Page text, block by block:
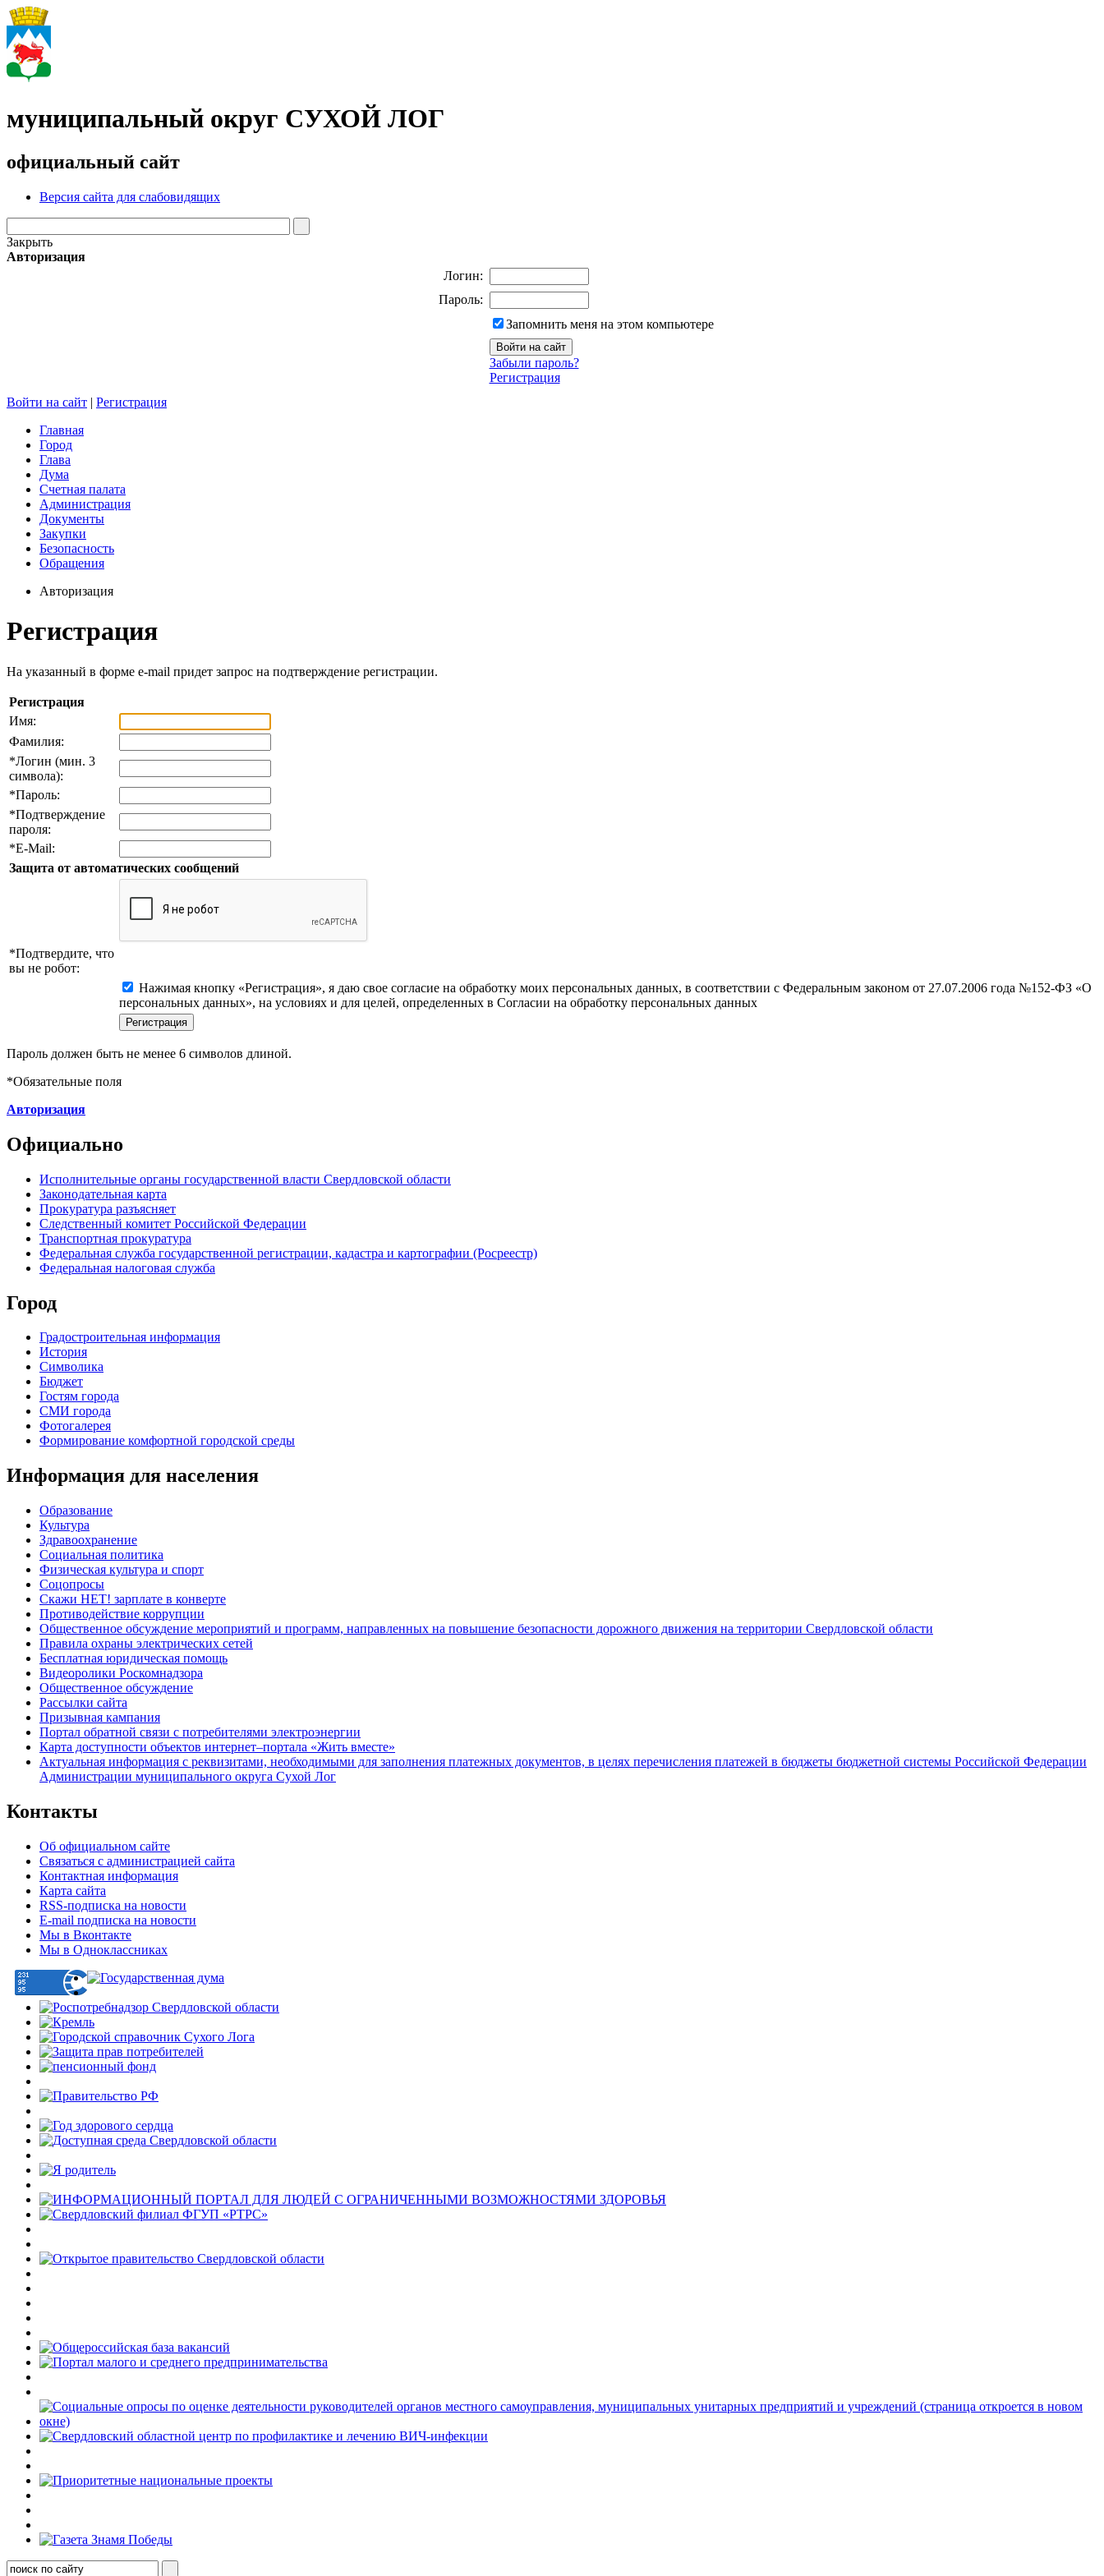
муниципальный округ СУХОЙ ЛОГ
официальный сайт
Версия сайта для слабовидящих
Закрыть
Авторизация
Логин:
Пароль:
Запомнить меня на этом компьютере
Забыли пароль?
Регистрация
Войти на сайт | Регистрация
Главная
Город
Глава
Дума
Счетная палата
Администрация
Документы
Закупки
Безопасность
Обращения
Авторизация
Регистрация
На указанный в форме e-mail придет запрос на подтверждение регистрации.
Регистрация
Имя:
Фамилия:
*Логин (мин. 3
символа):
*Пароль:
*Подтверждение
пароля:
*E-Mail:
Защита от автоматических сообщений
*Подтвердите, что
вы не робот:
Нажимая кнопку «Регистрация», я даю свое согласие на обработку моих персональных данных, в соответствии с Федеральным законом от 27.07.2006 года №152-ФЗ «О
персональных данных», на условиях и для целей, определенных в Согласии на обработку персональных данных
Пароль должен быть не менее 6 символов длиной.
*Обязательные поля
Авторизация
Официально
Исполнительные органы государственной власти Свердловской области
Законодательная карта
Прокуратура разъясняет
Следственный комитет Российской Федерации
Транспортная прокуратура
Федеральная служба государственной регистрации, кадастра и картографии (Росреестр)
Федеральная налоговая служба
Город
Градостроительная информация
История
Символика
Бюджет
Гостям города
СМИ города
Фотогалерея
Формирование комфортной городской среды
Информация для населения
Образование
Культура
Здравоохранение
Социальная политика
Физическая культура и спорт
Соцопросы
Скажи НЕТ! зарплате в конверте
Противодействие коррупции
Общественное обсуждение мероприятий и программ, направленных на повышение безопасности дорожного движения на территории Свердловской области
Правила охраны электрических сетей
Бесплатная юридическая помощь
Видеоролики Роскомнадзора
Общественное обсуждение
Рассылки сайта
Призывная кампания
Портал обратной связи с потребителями электроэнергии
Карта доступности объектов интернет–портала «Жить вместе»
Актуальная информация с реквизитами, необходимыми для заполнения платежных документов, в целях перечисления платежей в бюджеты бюджетной системы Российской Федерации
Администрации муниципального округа Сухой Лог
Контакты
Об официальном сайте
Связаться с администрацией сайта
Контактная информация
Карта сайта
RSS-подписка на новости
E-mail подписка на новости
Мы в Вконтакте
Мы в Одноклассниках